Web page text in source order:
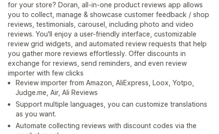
for your store? Doran, all-in-one product reviews app allows
you to collect, manage & showcase customer feedback / shop
reviews, testimonials, carousel, including photo and video
reviews. You'll enjoy a user-friendly interface, customizable
review grid widgets, and automated review requests that help
you gather more reviews effortlessly. Offer discounts in
exchange for reviews, send reminders, and even review
importer with few clicks
Review importer from Amazon, AliExpress, Loox, Yotpo,
Judge.me, Air, Ali Reviews
Support multiple languages, you can customize translations
as you want.
Automate collecting reviews with discount codes via the